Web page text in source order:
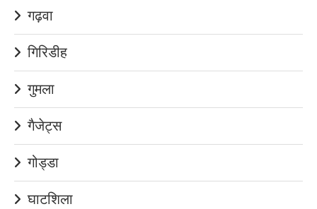
गढ़वा
गिरिडीह
गुमला
गैजेट्स
गोड्डा
घाटशिला